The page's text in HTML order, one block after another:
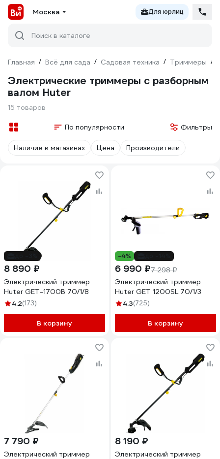
Москва Для юрлиц
Поиск в каталоге
Главная / Всё для сада / Садовая техника / Триммеры /
Электрические триммеры с разборным
валом Huter
15 товаров
По популярности Фильтры
Наличие в магазинах Цена Производители
8 890 ₽
Электрический триммер
Huter GET-1700B 70/1/8
4.2(173)
В корзину
-4%
6 990 ₽7 298 ₽
Электрический триммер
Huter GET 1200SL 70/1/3
4.3(725)
В корзину
7 790 ₽
Электрический триммер
8 190 ₽
Электрический триммер